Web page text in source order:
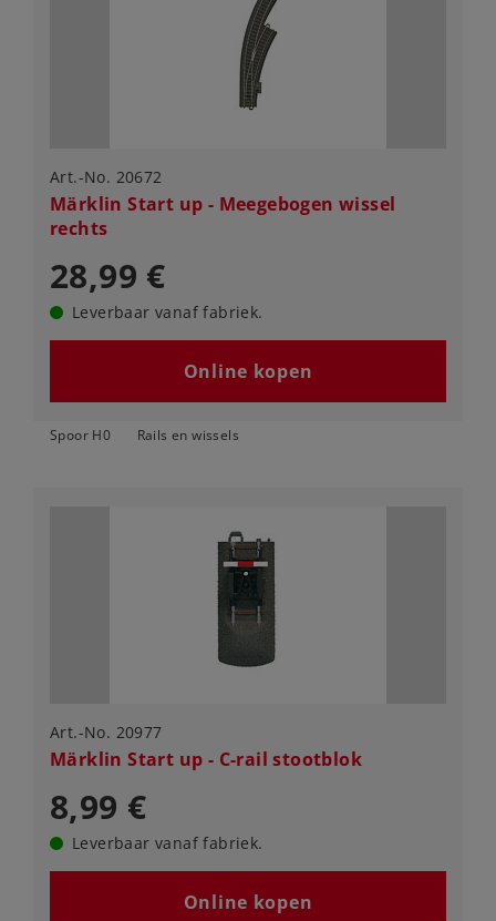
Art.-No. 20672
Märklin Start up - Meegebogen wissel
rechts
28,99 €
Leverbaar vanaf fabriek.
Online kopen
Spoor H0 Rails en wissels
Art.-No. 20977
Märklin Start up - C-rail stootblok
8,99 €
Leverbaar vanaf fabriek.
Online kopen